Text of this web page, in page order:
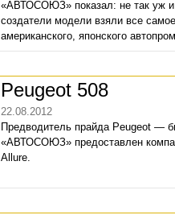
«АВТОСОЮЗ» показал: не так уж и
создатели модели взяли все
американского, японского
Peugeot 508
22.08.2012
Предводитель прайда Peugeot —
«АВТОСОЮЗ» предоставлен
Allure.